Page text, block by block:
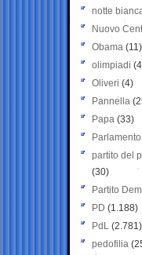
notte
Nuovo
Obama (11)
olimpiadi
Oliveri (4)
Pannella
Papa (33)
Parlamento
partito del
(30)
Partito
PD (1.188)
PdL (2.781)
pedofilia